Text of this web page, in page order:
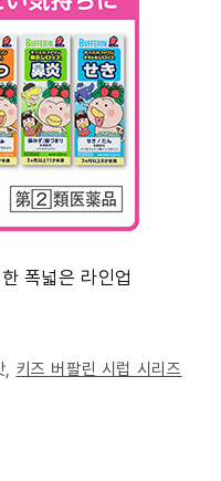
폭넓은 라인업
, 키즈 버팔린 시럽 시리즈